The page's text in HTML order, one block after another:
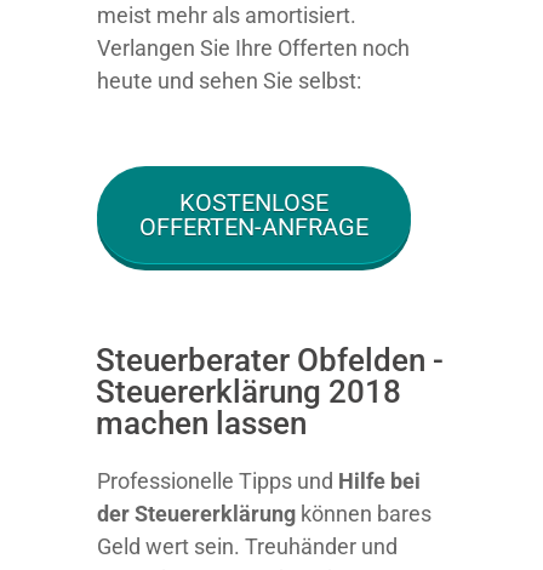
meist mehr als amortisiert.
Verlangen Sie Ihre Offerten noch
heute und sehen Sie selbst:
KOSTENLOSE
OFFERTEN-ANFRAGE
Steuerberater Obfelden -
Steuererklärung 2018
machen lassen
Professionelle Tipps und Hilfe bei
der Steuererklärung können bares
Geld wert sein. Treuhänder und